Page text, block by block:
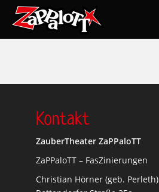
Kontakt
ZauberTheater ZaPPaloTT
ZaPPaloTT – FasZinierungen
Christian Hörner (geb. Perleth)